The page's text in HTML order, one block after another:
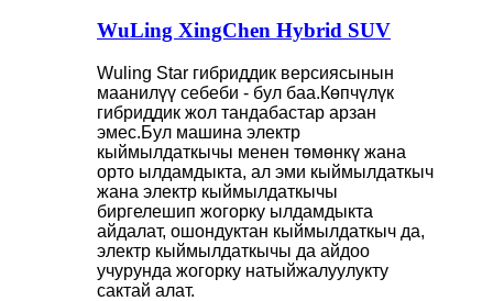
WuLing XingChen Hybrid SUV
Wuling Star гибриддик версиясынын
маанилүү себеби - бул баа.Көпчүлүк
гибриддик жол тандабастар арзан
эмес.Бул машина электр
кыймылдаткычы менен төмөнкү жана
орто ылдамдыкта, ал эми кыймылдаткыч
жана электр кыймылдаткычы
биргелешип жогорку ылдамдыкта
айдалат, ошондуктан кыймылдаткыч да,
электр кыймылдаткычы да айдоо
учурунда жогорку натыйжалуулукту
сактай алат.